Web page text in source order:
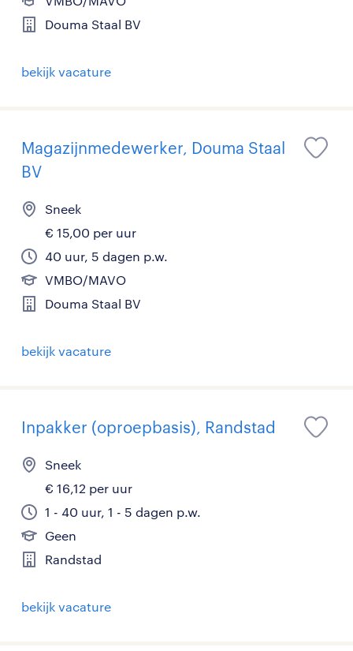
Douma Staal BV
bekijk vacature
Magazijnmedewerker, Douma Staal
BV
Sneek
€ 15,00 per uur
40 uur, 5 dagen p.w.
VMBO/MAVO
Douma Staal BV
bekijk vacature
Inpakker (oproepbasis), Randstad
Sneek
€ 16,12 per uur
1 - 40 uur, 1 - 5 dagen p.w.
Geen
Randstad
bekijk vacature